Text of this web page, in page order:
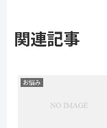
関連記事
お悩み